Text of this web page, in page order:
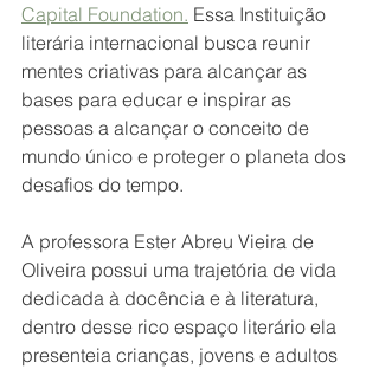
Capital Foundation. Essa Instituição
literária internacional busca reunir
mentes criativas para alcançar as
bases para educar e inspirar as
pessoas a alcançar o conceito de
mundo único e proteger o planeta dos
desafios do tempo.
A professora Ester Abreu Vieira de
Oliveira possui uma trajetória de vida
dedicada à docência e à literatura,
dentro desse rico espaço literário ela
presenteia crianças, jovens e adultos